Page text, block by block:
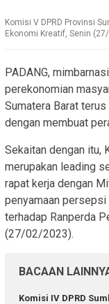
Komisi V DPRD Provinsi
Ekonomi Kreatif, Senin
PADANG,
perekonomian
Sumatera Barat
dengan membuat
Sekaitan dengan itu,
merupakan leading
rapat kerja dengan
penyamaan
terhadap Ranperda
(27/02/2023).
BACAAN
Komisi IV DPRD